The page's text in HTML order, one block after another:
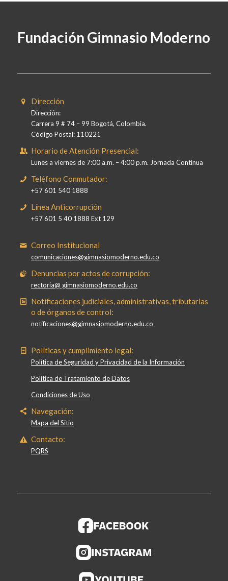
Fundación Gimnasio Moderno
Dirección
Dirección:
Carrera 9 # 74 – 99 Bogotá, Colombia.
Código Postal: 110221
Horario de Atención Presencial:
Lunes a viernes de 7:00 a.m. – 4:00 p.m. Jornada Continua
Teléfono Conmutador:
+57 601 540 1888
Línea Anticorrupción
+57 601 5 40 1888 Ext 129
Correo Institucional
comunicaciones@gimnasiomoderno.edu.co
Denuncias por actos de corrupción:
rectoria@ gimnasiomoderno.edu.co
Notificaciones judiciales, administrativas, tributarias
o de órganos de control:
notificaciones@gimnasiomoderno.edu.co
Políticas y cumplimiento legal:
Política de Seguridad y Privacidad de la Información
Política de Tratamiento de Datos
Condiciones de Uso
Navegación:
Mapa del Sitio
Contacto:
PQRS